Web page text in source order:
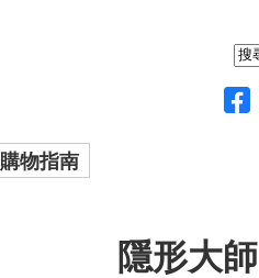
購物指南
隱形大師